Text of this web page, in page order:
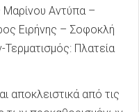
Μαρίνου Αντύπα –
Ειρήνης – Σοφοκλή
Πλατεία
αποκλειστικά από τις